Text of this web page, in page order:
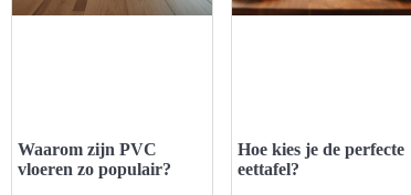
Waarom zijn PVC
vloeren zo populair?
Hoe kies je de perfecte
eettafel?